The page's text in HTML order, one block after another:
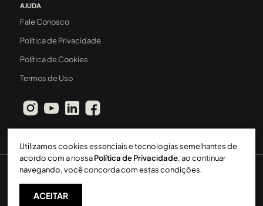
AJUDA
Fale Conosco
Política de Privacidade
Política de Cookies
Termos de Uso
Sperinde Gestão Imobiliária LTDA - CRECI: 411J - 2026 ©
Todos os direitos reservados
Utilizamos cookies essenciais e tecnologias semelhantes de
acordo com a nossaPolítica de Privacidade, ao continuar
navegando, você concorda com estas condições.
ACEITAR